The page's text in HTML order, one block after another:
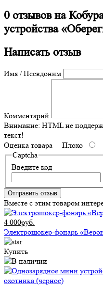
0 отзывов на
устройства
Написать отзыв
Имя / Псевдоним
Комментарий
Внимание: HTML не
текст!
Оценка товара Плохо
Captcha
Введите код
Отправить отзыв
Вместе с этим товаром
4 000руб.
Электрошокер-фонарь
Купить